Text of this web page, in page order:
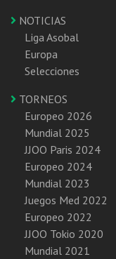
NOTICIAS
Liga Asobal
Europa
Selecciones
TORNEOS
Europeo 2026
Mundial 2025
JJOO Paris 2024
Europeo 2024
Mundial 2023
Juegos Med 2022
Europeo 2022
JJOO Tokio 2020
Mundial 2021